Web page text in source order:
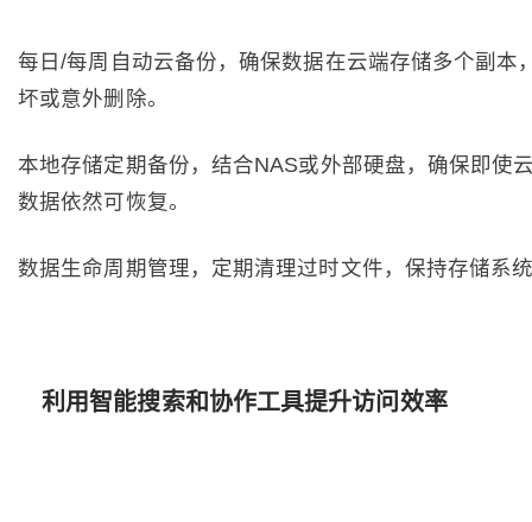
每日/每周自动云备份，确保数据在云端存储多个副本
坏或意外删除。
本地存储定期备份，结合NAS或外部硬盘，确保即使
数据依然可恢复。
数据生命周期管理，定期清理过时文件，保持存储系
利用智能搜索和协作工具提升访问效率